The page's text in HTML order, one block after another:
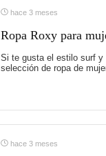
hace 3 meses
Ropa Roxy para
Si te gusta el estilo surf y
selección de ropa de
hace 3 meses